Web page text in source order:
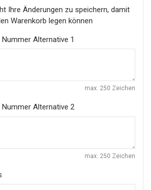
Ihre Änderungen zu speichern, damit
Warenkorb legen können
Alternative 1
max. 250 Zeichen
Alternative 2
max. 250 Zeichen